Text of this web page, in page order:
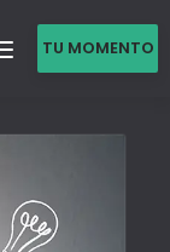
TU MOMENTO